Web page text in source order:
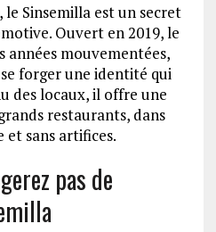
le Sinsemilla est un secret
Ouvert en 2019, le
années mouvementées,
forger une identité qui
des locaux, il offre une
restaurants, dans
et sans artifices.
pas de